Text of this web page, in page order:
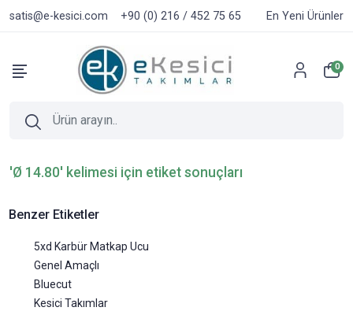
satis@e-kesici.com +90 (0) 216 / 452 75 65 En Yeni Ürünler
0
'Ø 14.80' kelimesi için etiket sonuçları
Benzer Etiketler
5xd Karbür Matkap Ucu
Genel Amaçlı
Bluecut
Kesici Takımlar